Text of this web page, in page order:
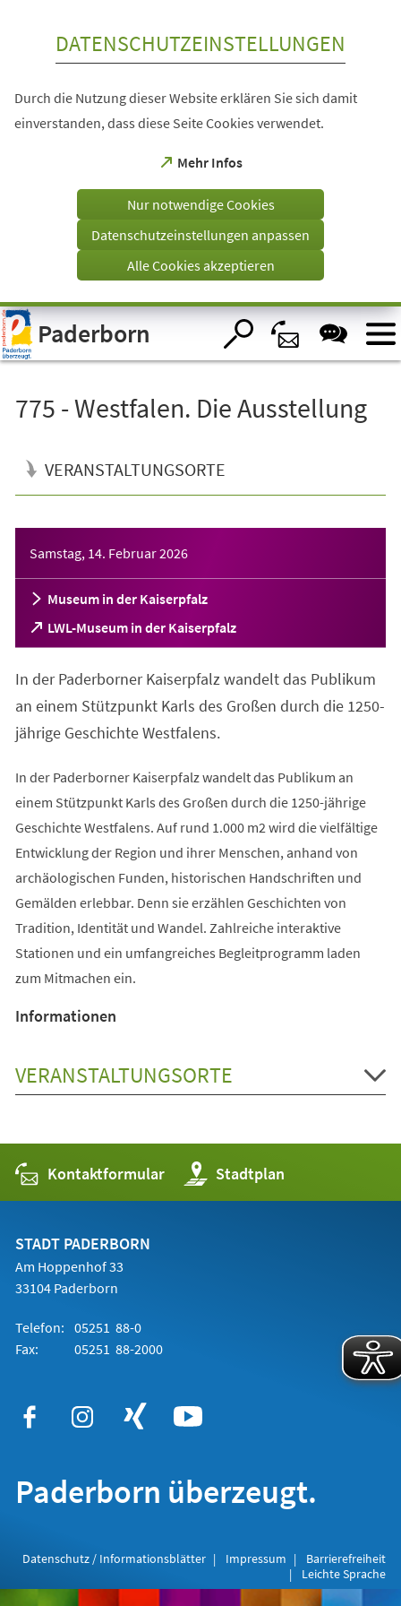
Visuelle
Assistenzsoftware
öffnen.
DATENSCHUTZEINSTELLUNGEN
Durch die Nutzung dieser Website erklären Sie sich damit
einverstanden, dass diese Seite Cookies verwendet.
Mehr Infos
(Öffnet
einem
Tab)
Nur notwendige Cookies
Datenschutzeinstellungen anpassen
Alle Cookies akzeptieren
Paderborn
775 - Westfalen. Die Ausstellung
VERANSTALTUNGSORTE
Samstag, 14. Februar 2026
Museum in der Kaiserpfalz
LWL-Museum in der Kaiserpfalz
(Öffnet
in
neuen
Tab)
In der Paderborner Kaiserpfalz wandelt das Publikum
an einem Stützpunkt Karls des Großen durch die 1250-
jährige Geschichte Westfalens.
In der Paderborner Kaiserpfalz wandelt das Publikum an
einem Stützpunkt Karls des Großen durch die 1250-jährige
Geschichte Westfalens. Auf rund 1.000 m2 wird die vielfältige
Entwicklung der Region und ihrer Menschen, anhand von
archäologischen Funden, historischen Handschriften und
Gemälden erlebbar. Denn sie erzählen Geschichten von
Tradition, Identität und Wandel. Zahlreiche interaktive
Stationen und ein umfangreiches Begleitprogramm laden
zum Mitmachen ein.
Informationen
VERANSTALTUNGSORTE
Kontaktformular Stadtplan
(Öffnet
in
einem
STADT PADERBORN
Am Hoppenhof 33
33104 Paderborn
Telefon: 05251 88-0
Fax:
05251 88-2000
Paderborn überzeugt.
Datenschutz / Informationsblätter Impressum
Barrierefreiheit
Leichte Sprache